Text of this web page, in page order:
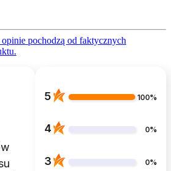
pochodzą od faktycznych
5 100%
4 0%
3 0%